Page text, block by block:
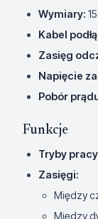
Wymiary:
Kabel
Zasięg
Napięcie
Pobór
Funkcje
Tryby
Zasięgi:
Między
Między